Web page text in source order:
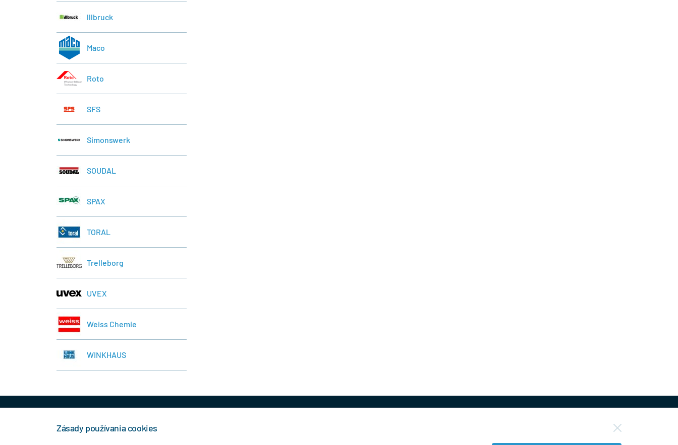
lllbruck
Maco
Roto
SFS
Simonswerk
SOUDAL
SPAX
TORAL
Trelleborg
UVEX
Weiss Chemie
WINKHAUS
Zásady používania cookies